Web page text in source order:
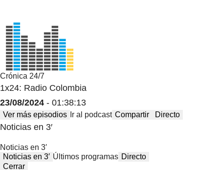
Crónica 24/7
1x24: Radio Colombia
23/08/2024 - 01:38:13
Ver más episodios Ir al podcast Compartir Directo
Noticias en 3′
Noticias en 3′
Noticias en 3′ Últimos programas Directo
Cerrar